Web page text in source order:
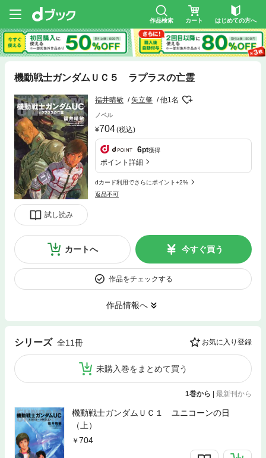
作品検索 カート はじめての方へ
機動戦士ガンダムＵＣ５ ラプラスの亡霊
試し読み
福井晴敏 矢立肇 他1名
ノベル
704(税込)
6pt獲得
ポイント詳細
dカード利用でさらにポイント+2%
返品不可
カートへ 今すぐ買う
作品をチェックする
作品情報へ
シリーズ 全11冊 お気に入り登録
未購入巻をまとめて買う
1巻から 最新刊から
機動戦士ガンダムＵＣ１ ユニコーンの日
（上）
704